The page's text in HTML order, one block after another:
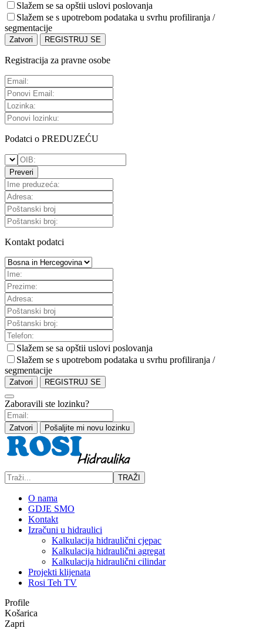
Slažem se sa opštii uslovi poslovanja
Slažem se s upotrebom podataka u svrhu profiliranja /
segmentacije
Zatvori REGISTRUJ SE
Registracija za pravne osobe
Podatci o PREDUZEĆU
Preveri
Kontakt podatci
Slažem se sa opštii uslovi poslovanja
Slažem se s upotrebom podataka u svrhu profiliranja /
segmentacije
Zatvori REGISTRUJ SE
Zaboravili ste lozinku?
Zatvori Pošaljite mi novu lozinku
TRAŽI
O nama
GDJE SMO
Kontakt
Izračuni u hidraulici
Kalkulacija hidraulični cjepac
Kalkulacija hidraulični agregat
Kalkulacija hidraulični cilindar
Projekti klijenata
Rosi Teh TV
Profile
Košarica
Zapri